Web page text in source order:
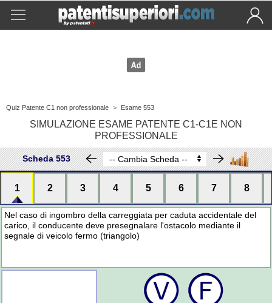
Quiz Patente C1 non professionale > Esame 553
SIMULAZIONE ESAME PATENTE C1-C1E NON
PROFESSIONALE
Scheda 553
1 2 3 4 5 6 7 8
Nel caso di ingombro della carreggiata per caduta accidentale del
carico, il conducente deve presegnalare l'ostacolo mediante il
segnale di veicolo fermo (triangolo)